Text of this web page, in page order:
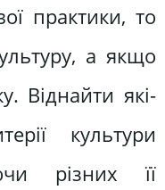
практики, то
а якщо
Віднайти які-
культури
різних її